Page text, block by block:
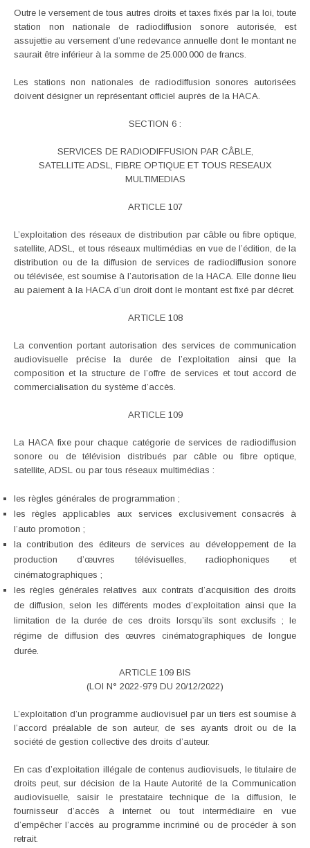
Outre le versement de tous autres droits et taxes fixés par la loi, toute
station non nationale de radiodiffusion sonore autorisée, est
assujettie au versement d’une redevance annuelle dont le montant ne
saurait être inférieur à la somme de 25.000.000 de francs.
Les stations non nationales de radiodiffusion sonores autorisées
doivent désigner un représentant officiel auprès de la HACA.
SECTION 6 :
SERVICES DE RADIODIFFUSION PAR CÂBLE,
SATELLITE ADSL, FIBRE OPTIQUE ET TOUS RESEAUX
MULTIMEDIAS
ARTICLE 107
L’exploitation des réseaux de distribution par câble ou fibre optique,
satellite, ADSL, et tous réseaux multimédias en vue de l’édition, de la
distribution ou de la diffusion de services de radiodiffusion sonore
ou télévisée, est soumise à l’autorisation de la HACA. Elle donne lieu
au paiement à la HACA d’un droit dont le montant est fixé par décret.
ARTICLE 108
La convention portant autorisation des services de communication
audiovisuelle précise la durée de l’exploitation ainsi que la
composition et la structure de l’offre de services et tout accord de
commercialisation du système d’accès.
ARTICLE 109
La HACA fixe pour chaque catégorie de services de radiodiffusion
sonore ou de télévision distribués par câble ou fibre optique,
satellite, ADSL ou par tous réseaux multimédias :
les règles générales de programmation ;
les règles applicables aux services exclusivement consacrés à
l’auto promotion ;
la contribution des éditeurs de services au développement de la
production d’œuvres télévisuelles, radiophoniques et
cinématographiques ;
les règles générales relatives aux contrats d’acquisition des droits
de diffusion, selon les différents modes d’exploitation ainsi que la
limitation de la durée de ces droits lorsqu’ils sont exclusifs ; le
régime de diffusion des œuvres cinématographiques de longue
durée.
ARTICLE 109 BIS
(LOI N° 2022-979 DU 20/12/2022)
L’exploitation d’un programme audiovisuel par un tiers est soumise à
l’accord préalable de son auteur, de ses ayants droit ou de la
société de gestion collective des droits d’auteur.
En cas d’exploitation illégale de contenus audiovisuels, le titulaire de
droits peut, sur décision de la Haute Autorité de la Communication
audiovisuelle, saisir le prestataire technique de la diffusion, le
fournisseur d’accès à internet ou tout intermédiaire en vue
d’empêcher l’accès au programme incriminé ou de procéder à son
retrait.